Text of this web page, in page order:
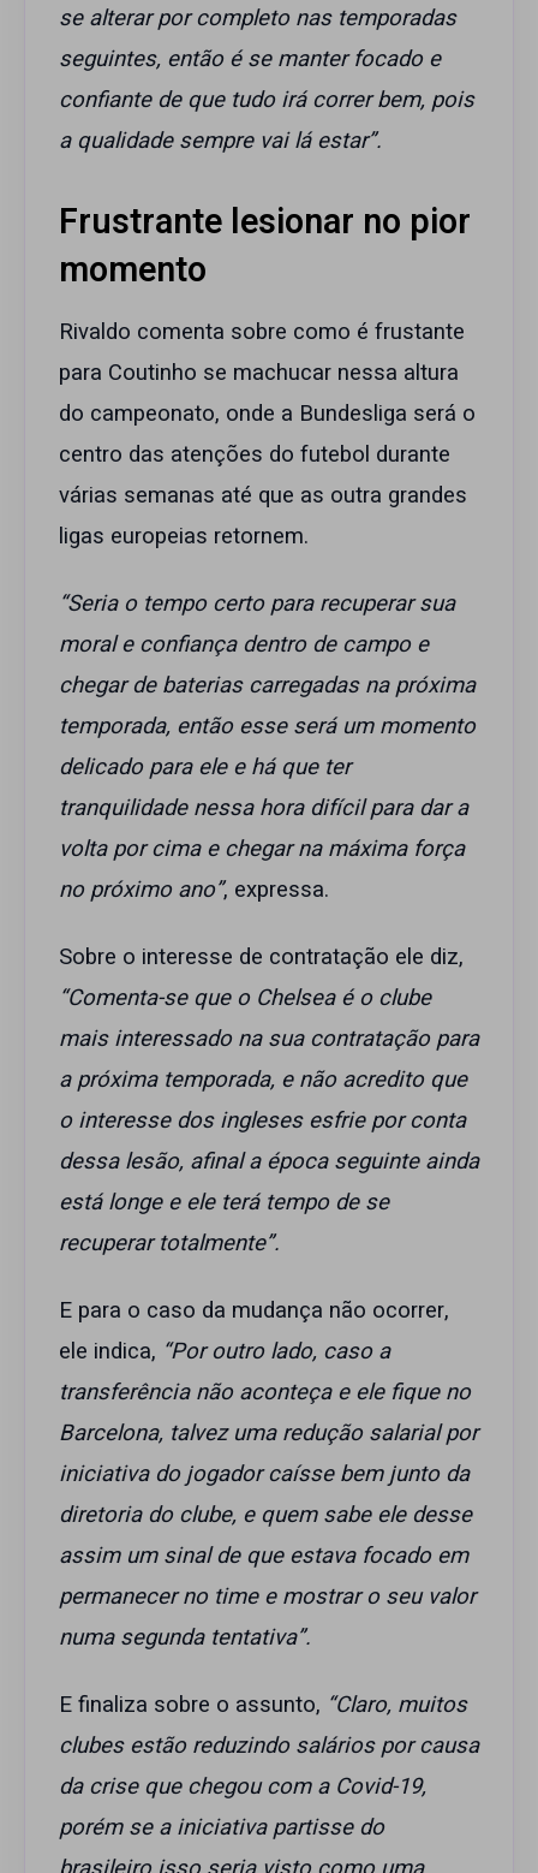
se alterar por completo nas temporadas
seguintes, então é se manter focado e
confiante de que tudo irá correr bem, pois
a qualidade sempre vai lá estar”.
Frustrante lesionar no pior
momento
Rivaldo comenta sobre como é frustante
para Coutinho se machucar nessa altura
do campeonato, onde a Bundesliga será o
centro das atenções do futebol durante
várias semanas até que as outra grandes
ligas europeias retornem.
“Seria o tempo certo para recuperar sua
moral e confiança dentro de campo e
chegar de baterias carregadas na próxima
temporada, então esse será um momento
delicado para ele e há que ter
tranquilidade nessa hora difícil para dar a
volta por cima e chegar na máxima força
no próximo ano”, expressa.
Sobre o interesse de contratação ele diz,
“Comenta-se que o Chelsea é o clube
mais interessado na sua contratação para
a próxima temporada, e não acredito que
o interesse dos ingleses esfrie por conta
dessa lesão, afinal a época seguinte ainda
está longe e ele terá tempo de se
recuperar totalmente”.
E para o caso da mudança não ocorrer,
ele indica, “Por outro lado, caso a
transferência não aconteça e ele fique no
Barcelona, talvez uma redução salarial por
iniciativa do jogador caísse bem junto da
diretoria do clube, e quem sabe ele desse
assim um sinal de que estava focado em
permanecer no time e mostrar o seu valor
numa segunda tentativa”.
E finaliza sobre o assunto, “Claro, muitos
clubes estão reduzindo salários por causa
da crise que chegou com a Covid-19,
porém se a iniciativa partisse do